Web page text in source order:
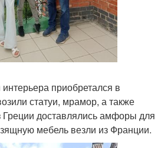
приобретался в
статуи, мрамор, а также
Греции доставлялись амфоры для
мебель везли из Франции.